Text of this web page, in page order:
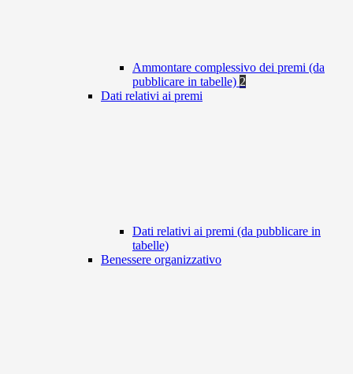
Ammontare complessivo dei premi (da
pubblicare in tabelle) 2
Dati relativi ai premi
Dati relativi ai premi (da pubblicare in
tabelle)
Benessere organizzativo